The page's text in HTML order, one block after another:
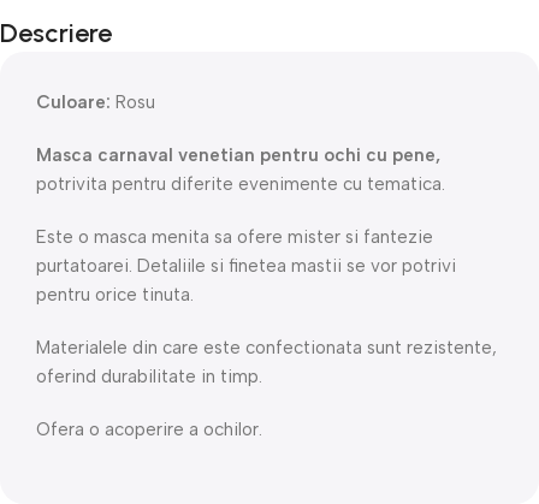
Descriere
Culoare: Rosu
Masca carnaval venetian pentru ochi cu pene,
potrivita pentru diferite evenimente cu tematica.
Este o masca menita sa ofere mister si fantezie
purtatoarei. Detaliile si finetea mastii se vor potrivi
pentru orice tinuta.
Materialele din care este confectionata sunt rezistente,
oferind durabilitate in timp.
Ofera o acoperire a ochilor.